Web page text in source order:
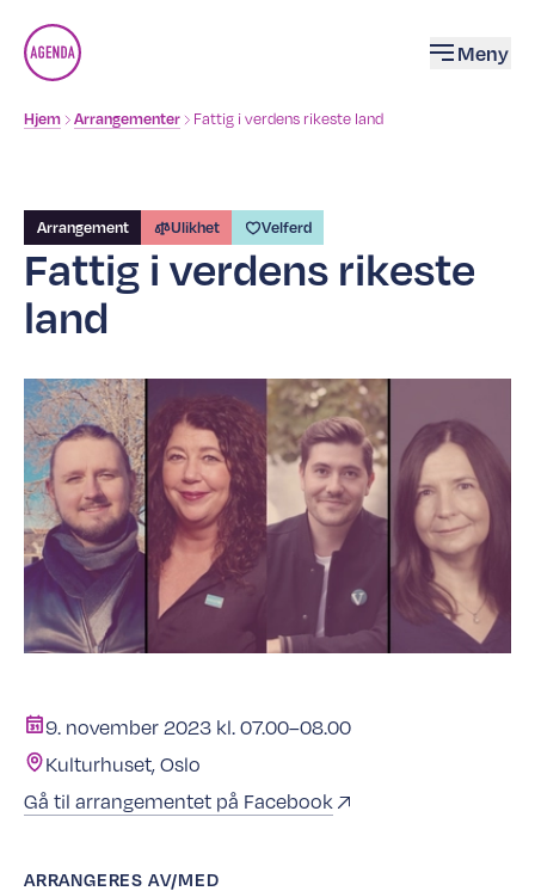
Åpne
Meny
Brødsmulesti
Hjem Arrangementer Fattig i verdens rikeste land
Arrangement Ulikhet Velferd
Fattig i verdens rikeste
land
9. november 2023 kl. 07.00–08.00
Kulturhuset, Oslo
Gå til arrangementet på Facebook
ARRANGERES AV/MED